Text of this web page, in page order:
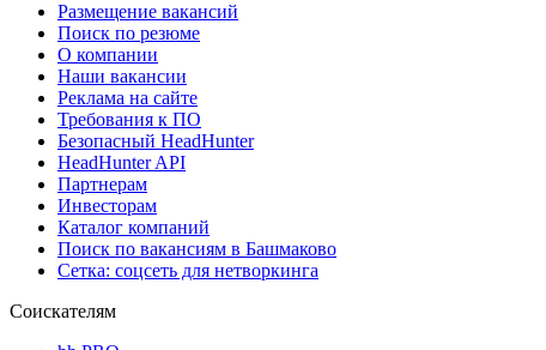
Размещение вакансий
Поиск по резюме
О компании
Наши вакансии
Реклама на сайте
Требования к ПО
Безопасный HeadHunter
HeadHunter API
Партнерам
Инвесторам
Каталог компаний
Поиск по вакансиям в Башмаково
Сетка: соцсеть для нетворкинга
Соискателям